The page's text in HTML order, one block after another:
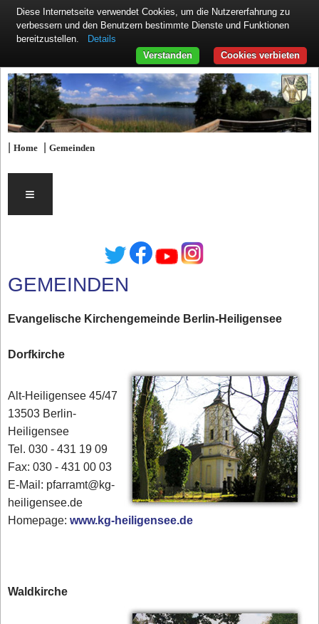
|Home |Gemeinden
≡
GEMEINDEN
Evangelische Kirchengemeinde Berlin-Heiligensee
Dorfkirche
Alt-Heiligensee 45/47
13503 Berlin-
Heiligensee
Tel. 030 - 431 19 09
Fax: 030 - 431 00 03
E-Mail: pfarramt@kg-
heiligensee.de
Homepage:www.kg-heiligensee.de
Waldkirche
Diese Internetseite verwendet Cookies, um die Nutzererfahrung zu
verbessern und den Benutzern bestimmte Dienste und Funktionen
bereitzustellen.
Details
Cookies verbieten
Verstanden